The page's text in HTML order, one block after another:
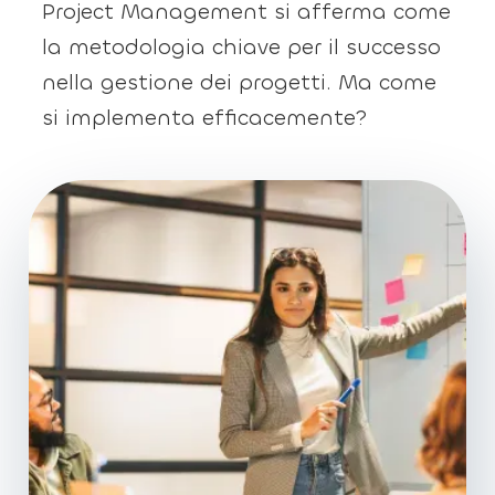
Project Management si afferma come
la metodologia chiave per il successo
nella gestione dei progetti. Ma come
si implementa efficacemente?